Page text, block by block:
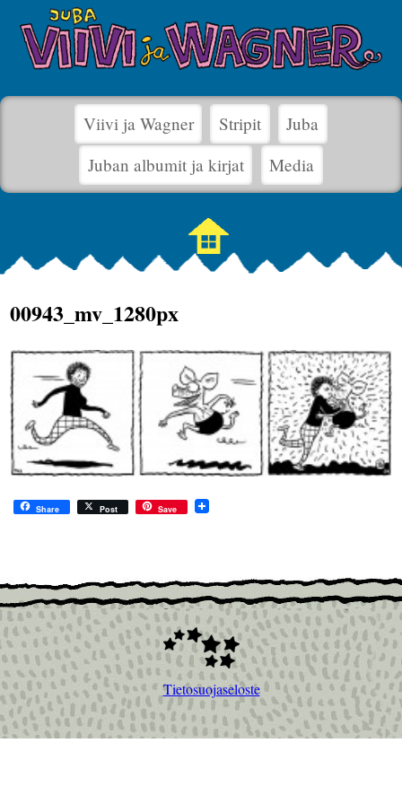
Viivi ja Wagner Stripit
Juba
Juban albumit ja kirjat
Media
00943_mv_1280px
Share Post Save
Tietosuojaseloste